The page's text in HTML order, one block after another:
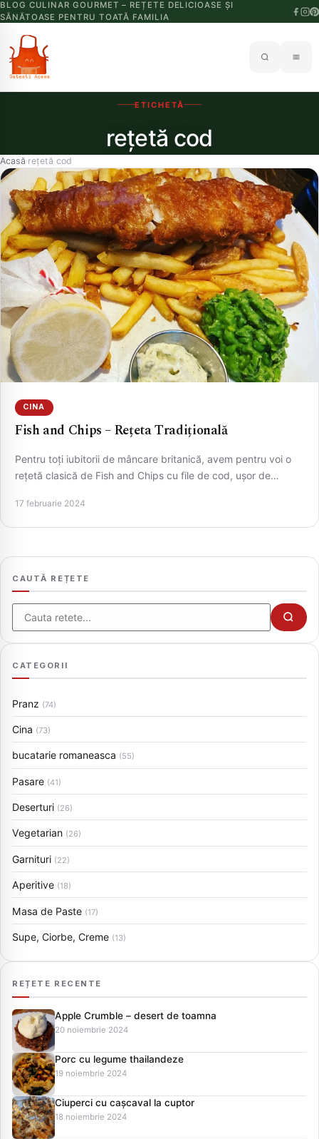
BLOG CULINAR GOURMET – REȚETE DELICIOASE ȘI
SĂNĂTOASE PENTRU TOATĂ FAMILIA
ETICHETĂ
rețetă cod
Acasă›rețetă cod
CINA
Fish and Chips – Rețeta Tradițională
Pentru toți iubitorii de mâncare britanică, avem pentru voi o
rețetă clasică de Fish and Chips cu file de cod, ușor de…
17 februarie 2024
CAUTĂ REȚETE
Cauta
CATEGORII
Pranz (74)
Cina (73)
bucatarie romaneasca (55)
Pasare (41)
Deserturi (26)
Vegetarian (26)
Garnituri (22)
Aperitive (18)
Masa de Paste (17)
Supe, Ciorbe, Creme (13)
REȚETE RECENTE
Apple Crumble – desert de toamna
20 noiembrie 2024
Porc cu legume thailandeze
19 noiembrie 2024
Ciuperci cu cașcaval la cuptor
18 noiembrie 2024